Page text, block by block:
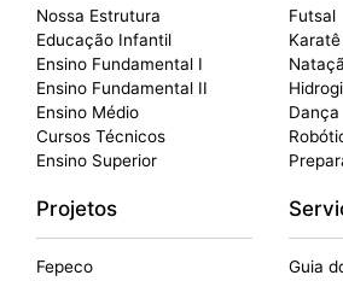
Nossa Estrutura
Educação Infantil
Ensino Fundamental I
Ensino Fundamental II
Ensino Médio
Cursos Técnicos
Ensino Superior
Futsal
Karatê
Dança
Projetos
Fepeco Guia